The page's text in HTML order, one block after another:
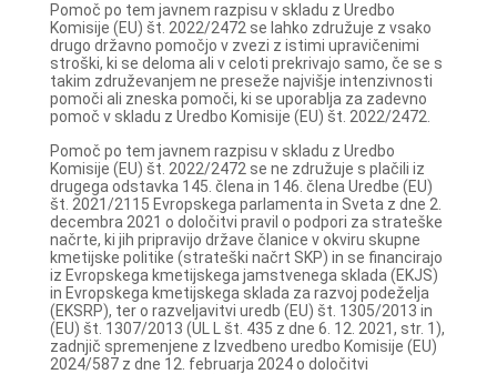
Pomoč po tem javnem razpisu v skladu z Uredbo
Komisije (EU) št. 2022/2472 se lahko združuje z vsako
drugo državno pomočjo v zvezi z istimi upravičenimi
stroški, ki se deloma ali v celoti prekrivajo samo, če se s
takim združevanjem ne preseže najvišje intenzivnosti
pomoči ali zneska pomoči, ki se uporablja za zadevno
pomoč v skladu z Uredbo Komisije (EU) št. 2022/2472.
Pomoč po tem javnem razpisu v skladu z Uredbo
Komisije (EU) št. 2022/2472 se ne združuje s plačili iz
drugega odstavka 145. člena in 146. člena Uredbe (EU)
št. 2021/2115 Evropskega parlamenta in Sveta z dne 2.
decembra 2021 o določitvi pravil o podpori za strateške
načrte, ki jih pripravijo države članice v okviru skupne
kmetijske politike (strateški načrt SKP) in se financirajo
iz Evropskega kmetijskega jamstvenega sklada (EKJS)
in Evropskega kmetijskega sklada za razvoj podeželja
(EKSRP), ter o razveljavitvi uredb (EU) št. 1305/2013 in
(EU) št. 1307/2013 (UL L št. 435 z dne 6. 12. 2021, str. 1),
zadnjič spremenjene z Izvedbeno uredbo Komisije (EU)
2024/587 z dne 12. februarja 2024 o določitvi